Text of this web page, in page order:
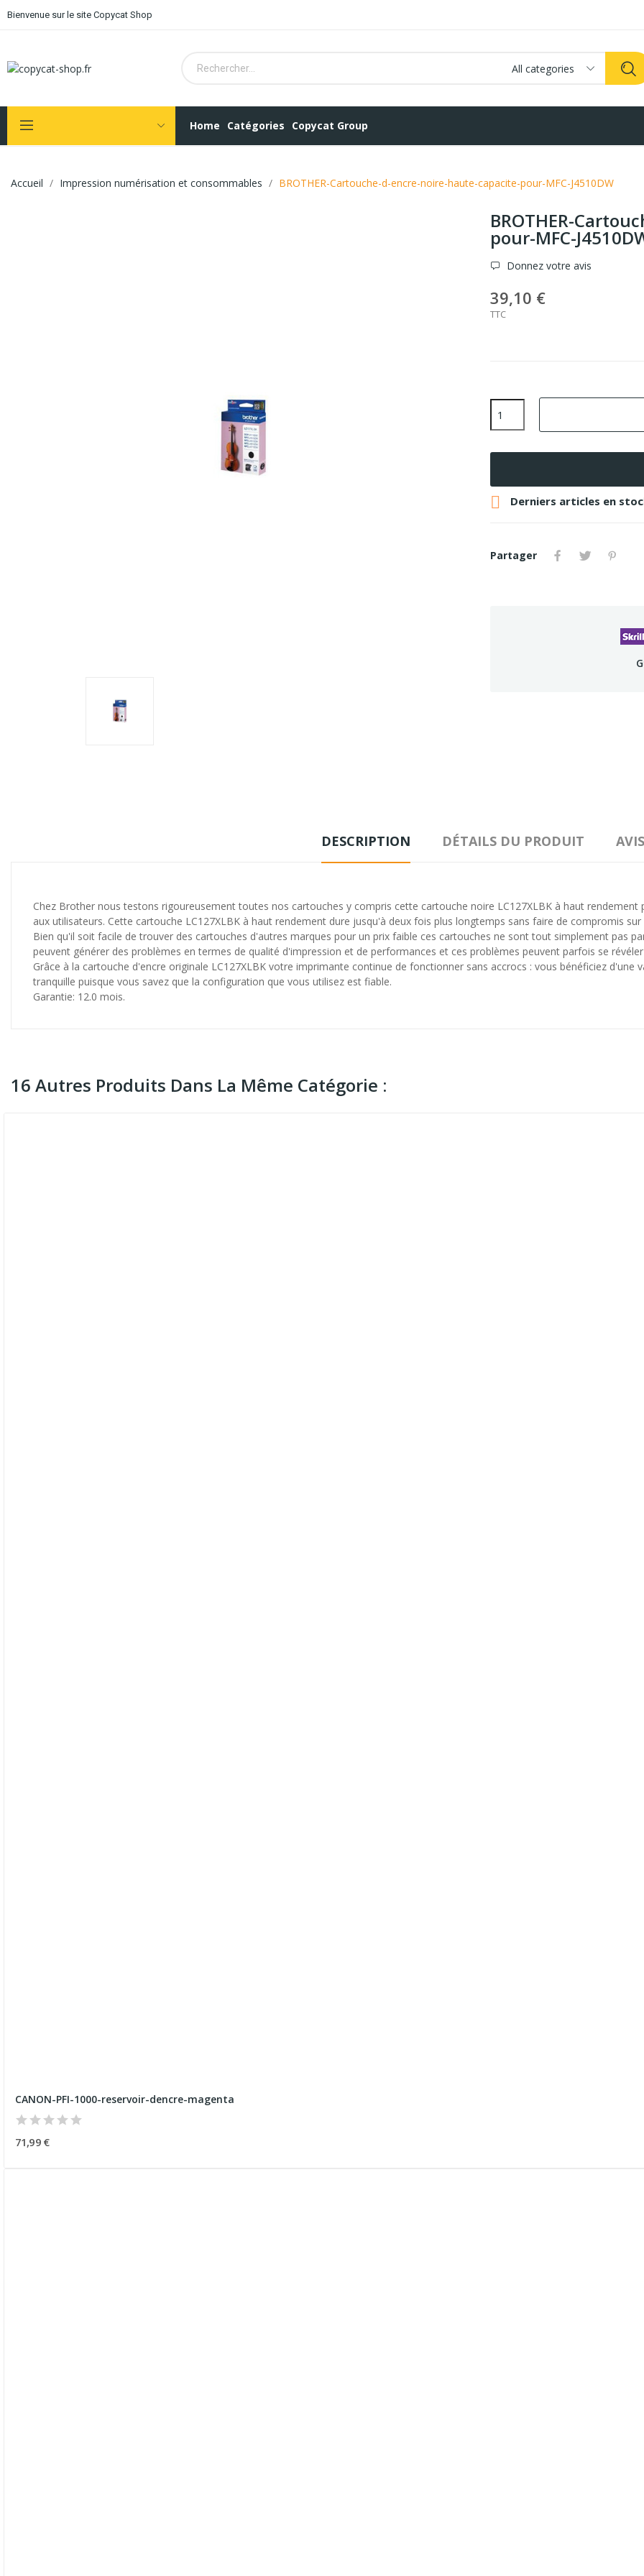
Bienvenue sur le site Copycat Shop
All categories
Home Catégories Copycat Group
Accueil Impression numérisation et consommables BROTHER-Cartouche-d-encre-noire-haute-capacite-pour-MFC-J4510DW
BROTHER-
pour-MFC-
Donnez votre avis
39,10 €
TTC
 Derniers articles en
Partager
DESCRIPTION DÉTAILS DU PRODUIT AVIS
Chez Brother nous testons rigoureusement toutes nos cartouches y compris cette cartouche noire LC127XLBK à haut
aux utilisateurs. Cette cartouche LC127XLBK à haut rendement dure jusqu'à deux fois plus longtemps sans faire de compromis sur
Bien qu'il soit facile de trouver des cartouches d'autres marques pour un prix faible ces cartouches ne sont tout simplement pas
peuvent générer des problèmes en termes de qualité d'impression et de performances et ces problèmes peuvent parfois se
Grâce à la cartouche d'encre originale LC127XLBK votre imprimante continue de fonctionner sans accrocs : vous bénéficiez
tranquille puisque vous savez que la configuration que vous utilisez est fiable.
Garantie: 12.0 mois.
16 Autres Produits Dans La Même Catégorie :
CANON-PFI-1000-reservoir-dencre-magenta
71,99 €